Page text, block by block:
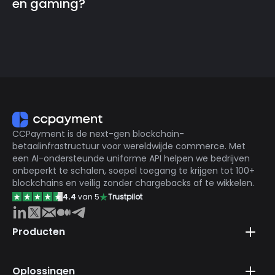
ongebruikte liquiditeit in regio's met hoge groei
reserves 100% worden geëlimineerd. Als een volledig
gelicentieerde en conforme gateway biedt
CCPayment een veilige, grenzeloze infrastructuur die
specifiek is ontworpen om digitale verkopers te
beschermen.
CCPayment is de next-gen blockchain-
betaalinfrastructuur voor wereldwijde commerce. Met
een AI-ondersteunde uniforme API helpen we bedrijven
onbeperkt te schalen, soepel toegang te krijgen tot 100+
blockchains en veilig zonder chargebacks af te wikkelen.
4.4 van 5 Trustpilot
Producten
Oplossingen